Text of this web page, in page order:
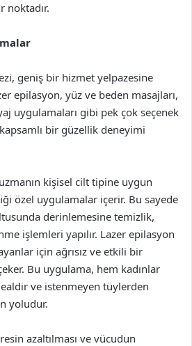
noktadır.
geniş bir hizmet yelpazesine
epilasyon, yüz ve beden masajları,
uygulamaları gibi pek çok seçenek
bir güzellik deneyimi
kişisel cilt tipine uygun
özel uygulamalar içerir. Bu sayede
derinlemesine temizlik,
işlemleri yapılır. Lazer epilasyon
için ağrısız ve etkili bir
Bu uygulama, hem kadınlar
ve istenmeyen tüylerden
yoludur.
azaltılması ve vücudun